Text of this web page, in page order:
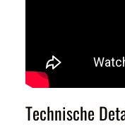
Technische